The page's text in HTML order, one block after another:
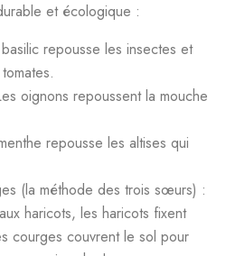
et écologique :
repousse les insectes et
oignons repoussent la mouche
repousse les altises qui
(la méthode des trois sœurs) :
haricots, les haricots fixent
courges couvrent le sol pour